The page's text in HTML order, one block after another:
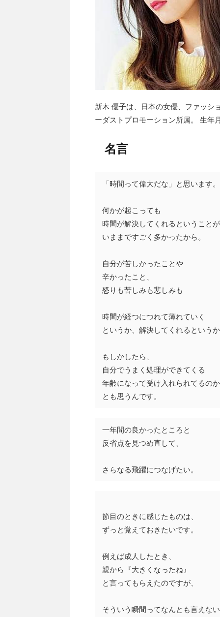
新木 優子は、日本の女優、ファッシ
ーダストプロモーション所属。 生年
名言
「時間って偉大だな」と思います。
何かが起こっても
時間が解決してくれるということ
いままですごく多かったから。
自分が苦しかったことや
辛かったこと、
怒りも苦しみも悲しみも
時間が経つにつれて薄れていく
というか、解決してくれるという
もしかしたら、
自分でうまく処理ができてくる
年齢になって受け入れられてるの
とも思うんです。
一年間の良かったところと
反省点を見つめ直して、
さらなる飛躍につなげたい。
節目のときに感じたものは、
ずっと覚えておきたいです。
例えば成人したとき、
親から『大きくなったね』
と言ってもらえたのですが、
そういう瞬間ってなんとも言えない